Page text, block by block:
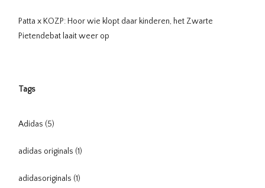
Patta x KOZP: Hoor wie klopt daar kinderen, het Zwarte
Pietendebat laait weer op
Tags
Adidas (5)
adidas originals (1)
adidasoriginals (1)